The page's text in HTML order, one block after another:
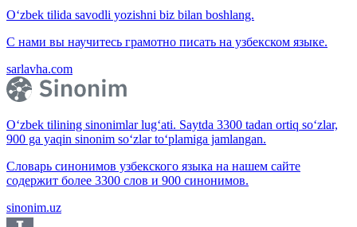
O‘zbek tilida savodli yozishni biz bilan boshlang.
С нами вы научитесь грамотно писать на узбекском языке.
sarlavha.com
O‘zbek tilining sinonimlar lug‘ati. Saytda 3300 tadan ortiq so‘zlar,
900 ga yaqin sinonim so‘zlar to‘plamiga jamlangan.
Словарь синонимов узбекского языка на нашем сайте
содержит более 3300 слов и 900 синонимов.
sinonim.uz